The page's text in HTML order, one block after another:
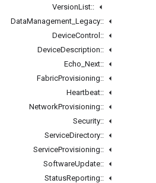
::
VersionList
::
DataManagement Legacy
::
DeviceControl
::
DeviceDescription
::
Echo Next
::
FabricProvisioning
::
Heartbeat
::
NetworkProvisioning
::
Security
::
ServiceDirectory
::
ServiceProvisioning
::
SoftwareUpdate
::
StatusReporting